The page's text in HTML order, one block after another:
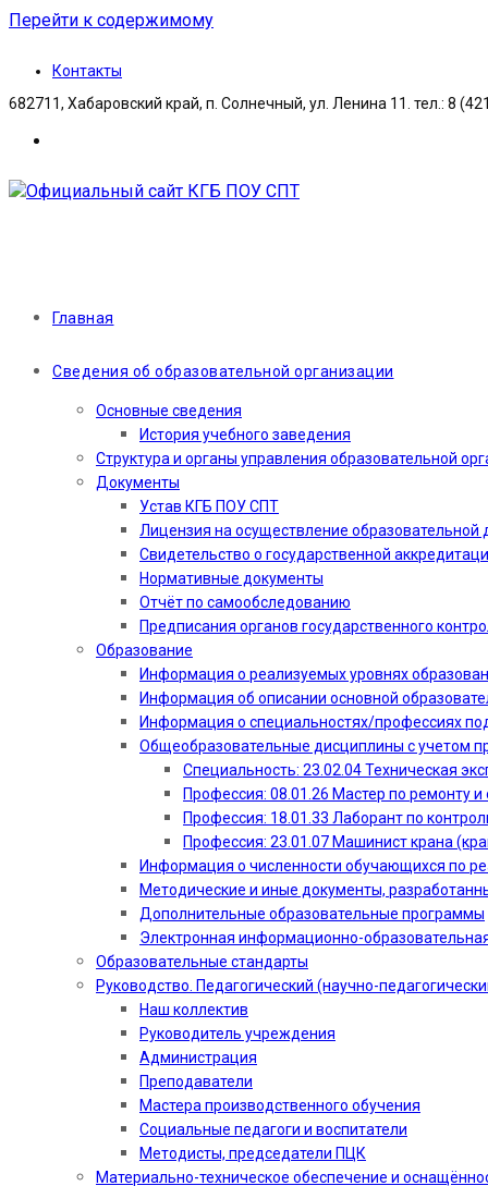
Перейти к содержимому
Контакты
682711, Хабаровский край, п. Солнечный, ул. Ленина 11. тел.: 8
Главная
Сведения об образовательной организации
Основные сведения
История учебного заведения
Структура и органы управления образовательной
Документы
Устав КГБ ПОУ СПТ
Лицензия на осуществление образовательной
Свидетельство о государственной
Нормативные документы
Отчёт по самообследованию
Предписания органов государственного
Образование
Информация о реализуемых уровнях
Информация об описании основной
Информация о специальностях/профессиях
Общеобразовательные дисциплины с учетом
Специальность: 23.02.04 Техническая
Профессия: 08.01.26 Мастер по ремонту
Профессия: 18.01.33 Лаборант по
Профессия: 23.01.07 Машинист крана
Информация о численности обучающихся по
Методические и иные документы,
Дополнительные образовательные программы
Электронная информационно-
Образовательные стандарты
Руководство. Педагогический (научно-
Наш коллектив
Руководитель учреждения
Администрация
Преподаватели
Мастера производственного обучения
Социальные педагоги и воспитатели​
Методисты, председатели ПЦК
Материально-техническое обеспечение и